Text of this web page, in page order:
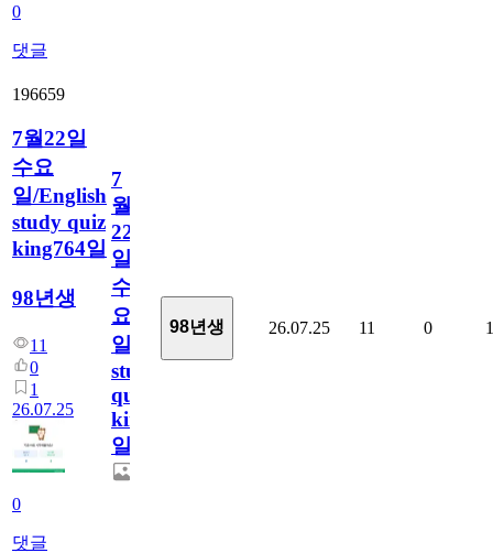
0
댓글
196659
7월22일
수요
일/English
study quiz
king764일
98년생
11
0
1
26.07.25
0
댓글
7
월
22
일
수
요
일/English
study
quiz
king764
일
98년생 26.07.25 11 0 1